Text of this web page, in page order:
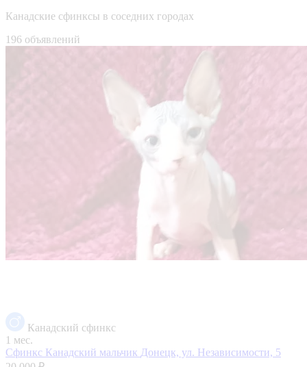
Канадские сфинксы в соседних городах
196 объявлений
Канадский сфинкс
1 мес.
Сфинкс Канадский мальчик Донецк, ул. Независимости, 5